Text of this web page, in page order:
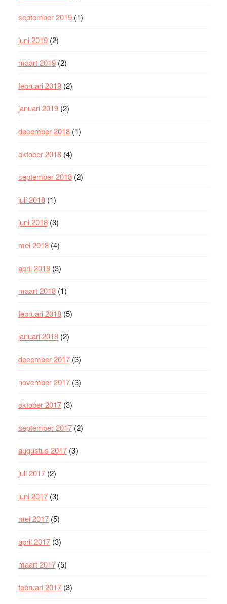
september 2019(1)
juni 2019(2)
maart 2019(2)
februari 2019(2)
januari 2019(2)
december 2018(1)
oktober 2018(4)
september 2018(2)
juli 2018(1)
juni 2018(3)
mei 2018(4)
april 2018(3)
maart 2018(1)
februari 2018(5)
januari 2018(2)
december 2017(3)
november 2017(3)
oktober 2017(3)
september 2017(2)
augustus 2017(3)
juli 2017(2)
juni 2017(3)
mei 2017(5)
april 2017(3)
maart 2017(5)
februari 2017(3)